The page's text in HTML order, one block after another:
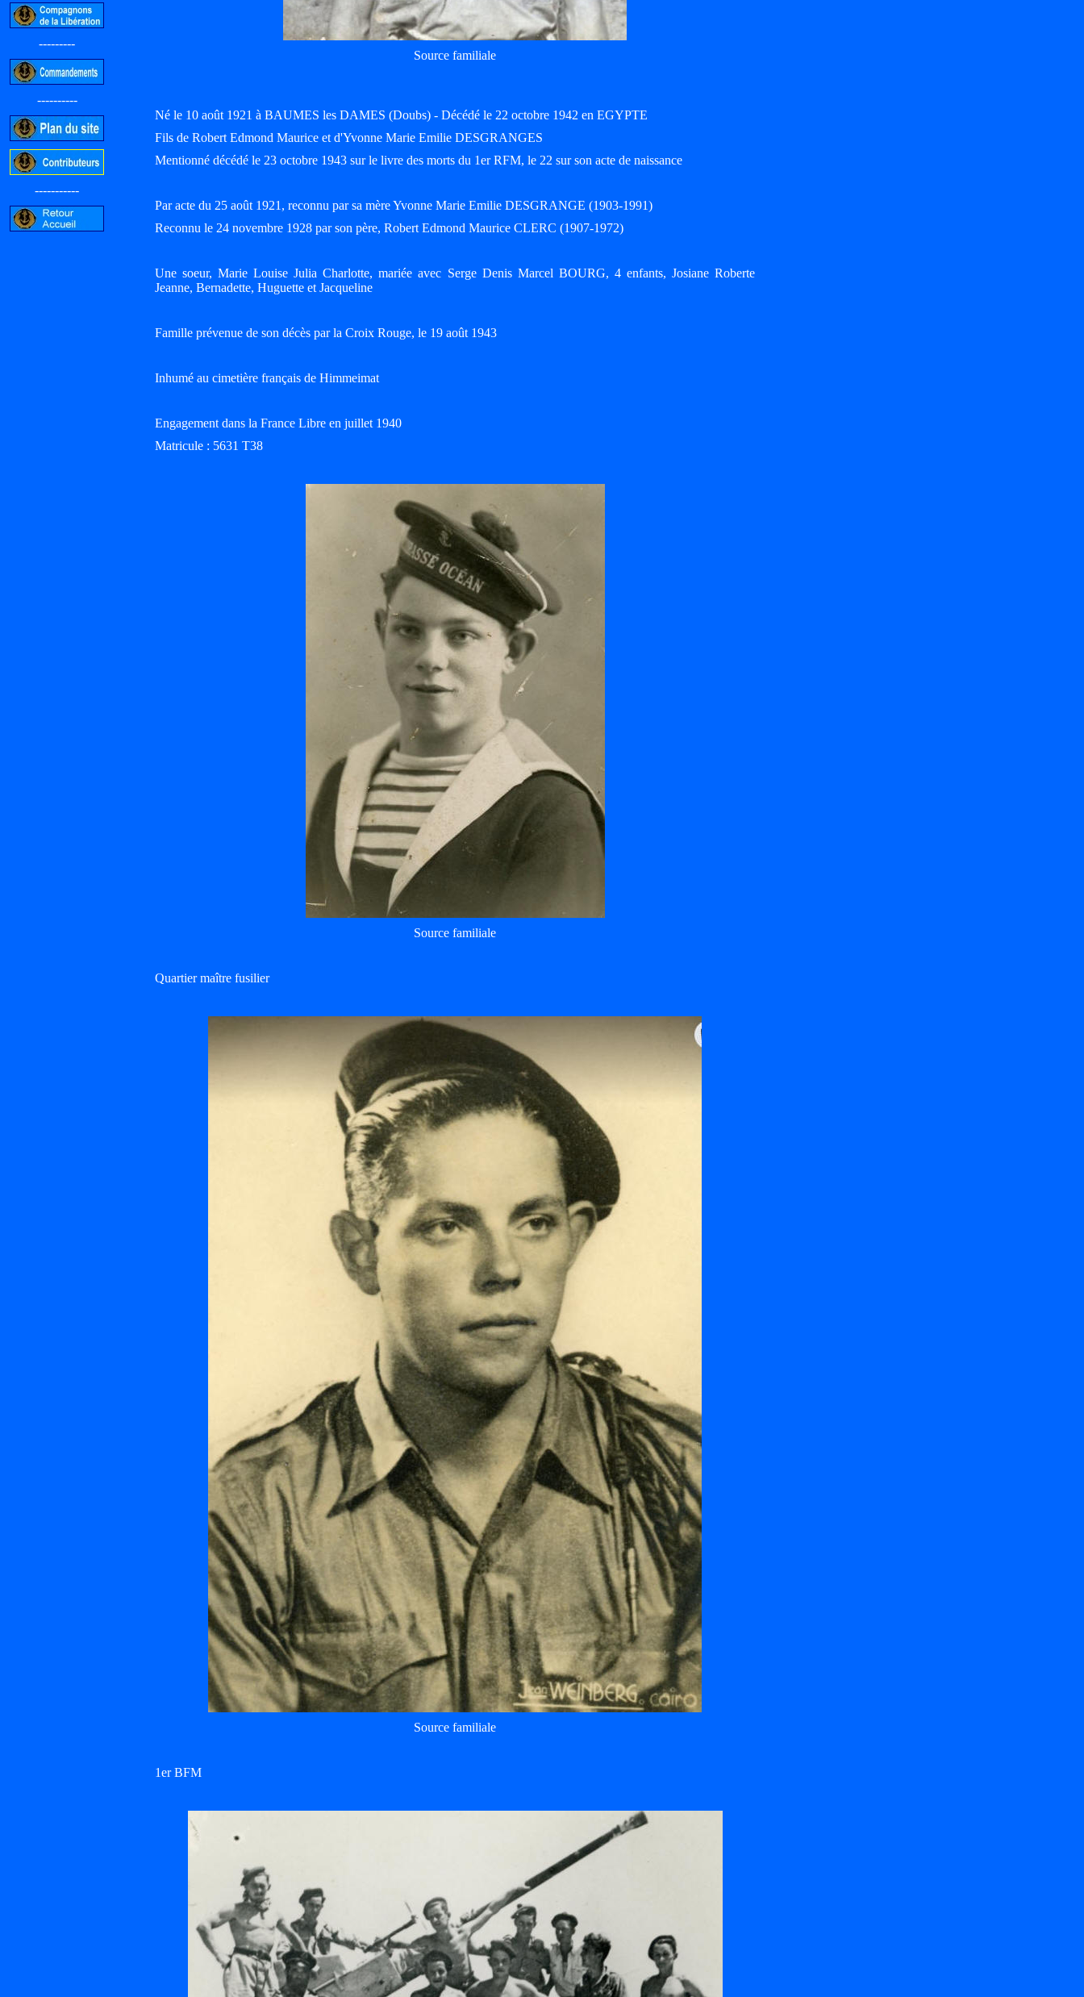
---------
----------
-----------
Source familiale
Né le 10 août 1921 à BAUMES les DAMES (Doubs) - Décédé le 22 octobre 1942 en EGYPTE
Fils de Robert Edmond Maurice et d'Yvonne Marie Emilie DESGRANGES
Mentionné décédé le 23 octobre 1943 sur le livre des morts du 1er RFM, le 22 sur son acte de naissance
Par acte du 25 août 1921, reconnu par sa mère Yvonne Marie Emilie DESGRANGE (1903-1991)
Reconnu le 24 novembre 1928 par son père, Robert Edmond Maurice CLERC (1907-1972)
Une soeur, Marie Louise Julia Charlotte, mariée avec Serge Denis Marcel BOURG, 4 enfants, Josiane Roberte
Jeanne, Bernadette, Huguette et Jacqueline
Famille prévenue de son décès par la Croix Rouge, le 19 août 1943
Inhumé au cimetière français de Himmeimat
Engagement dans la France Libre en juillet 1940
Matricule : 5631 T38
Source familiale
Quartier maître fusilier
Source familiale
1er BFM